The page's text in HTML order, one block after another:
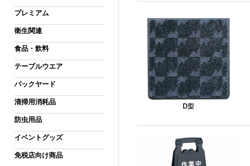
プレミアム
衛生関連
食品・飲料
テーブルウエア
バックヤード
清掃用消耗品
防虫用品
イベントグッズ
免税店向け商品